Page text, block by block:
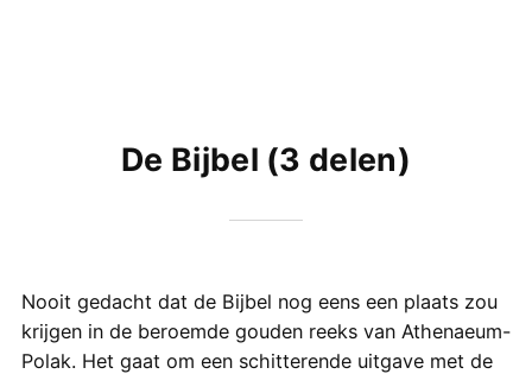
De Bijbel (3 delen)
Nooit gedacht dat de Bijbel nog eens een plaats zou
krijgen in de beroemde gouden reeks van Athenaeum-
Polak. Het gaat om een schitterende uitgave met de